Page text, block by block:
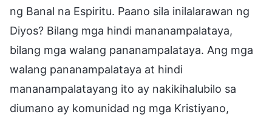
ng Banal na Espiritu. Paano sila inilalarawan ng
Diyos? Bilang mga hindi mananampalataya,
bilang mga walang pananampalataya. Ang mga
walang pananampalataya at hindi
mananampalatayang ito ay nakikihalubilo sa
diumano ay komunidad ng mga Kristiyano,